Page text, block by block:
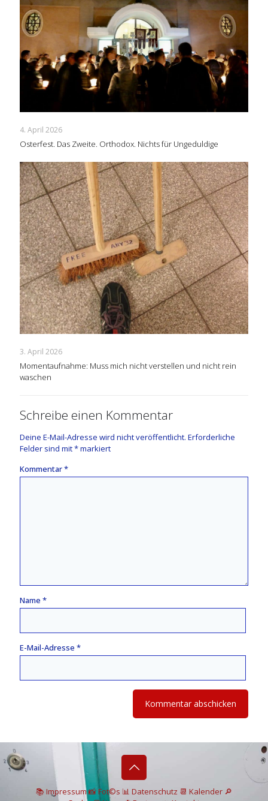
4. April 2026
Osterfest. Das Zweite. Orthodox. Nichts für Ungeduldige
3. April 2026
Momentaufnahme: Muss mich nicht verstellen und nicht rein
waschen
Schreibe einen Kommentar
Deine E-Mail-Adresse wird nicht veröffentlicht. Erforderliche
Felder sind mit*markiert
Kommentar*
Name *
E-Mail-Adresse *
📚 Impressum📸Fot©s 📊 Datenschutz 📆 Kalender 🔎